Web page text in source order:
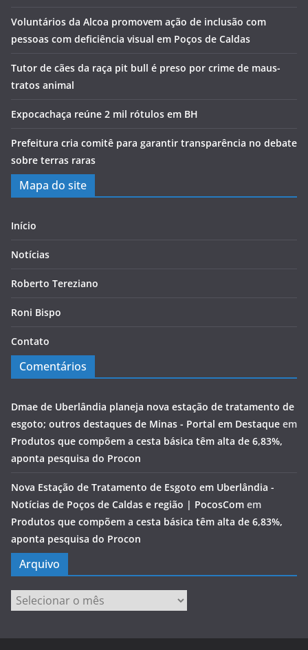
Voluntários da Alcoa promovem ação de inclusão com
pessoas com deficiência visual em Poços de Caldas
Tutor de cães da raça pit bull é preso por crime de maus-
tratos animal
Expocachaça reúne 2 mil rótulos em BH
Prefeitura cria comitê para garantir transparência no debate
sobre terras raras
Mapa do site
Início
Notícias
Roberto Tereziano
Roni Bispo
Contato
Comentários
Dmae de Uberlândia planeja nova estação de tratamento de
esgoto; outros destaques de Minas - Portal em Destaque em
Produtos que compõem a cesta básica têm alta de 6,83%,
aponta pesquisa do Procon
Nova Estação de Tratamento de Esgoto em Uberlândia -
Notícias de Poços de Caldas e região | PocosCom em
Produtos que compõem a cesta básica têm alta de 6,83%,
aponta pesquisa do Procon
Arquivo
Arquivo